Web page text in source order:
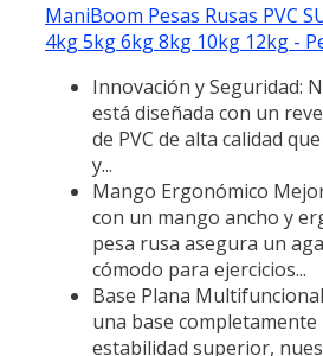
ManiBoom Pesas Rusas PVC
4kg 5kg 6kg 8kg 10kg 12kg -
Innovación y Seguridad:
está diseñada con un
de PVC de alta calidad
y...
Mango Ergonómico
con un mango ancho y
pesa rusa asegura un
cómodo para ejercicios...
Base Plana
una base
estabilidad superior,